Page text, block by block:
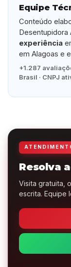
Equipe
Conteúdo
experiência
em Alagoas e
+1.287
Brasil · CNPJ
Resolva
Visita gratuita,
escrita. Equipe